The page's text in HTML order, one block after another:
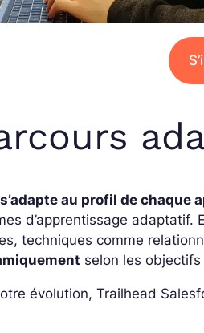
s’adapte au profil de chaque
d’apprentissage
techniques comme
selon les
évolution, Trailhead